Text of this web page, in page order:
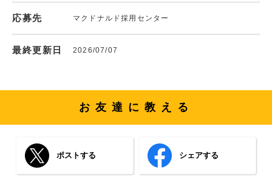
応募先 マクドナルド採用センター
最終更新日 2026/07/07
お友達に教える
ポストする シェアする